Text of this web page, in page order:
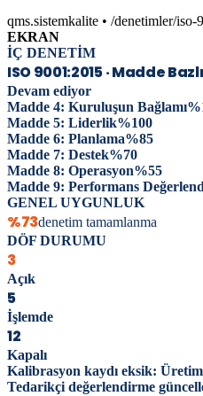
qms.sistemkalite • /denetimler/iso-
EKRAN
İÇ DENETİM
ISO 9001:2015 · Madde
Devam ediyor
Madde 4: Kuruluşun Bağlamı%
Madde 5: Liderlik%100
Madde 6: Planlama%85
Madde 7: Destek%70
Madde 8: Operasyon%55
Madde 9: Performans
GENEL UYGUNLUK
%73denetim tamamlanma
DÖF DURUMU
3
Açık
5
İşlemde
12
Kapalı
Kalibrasyon kaydı eksik: Üretim
Tedarikçi değerlendirme